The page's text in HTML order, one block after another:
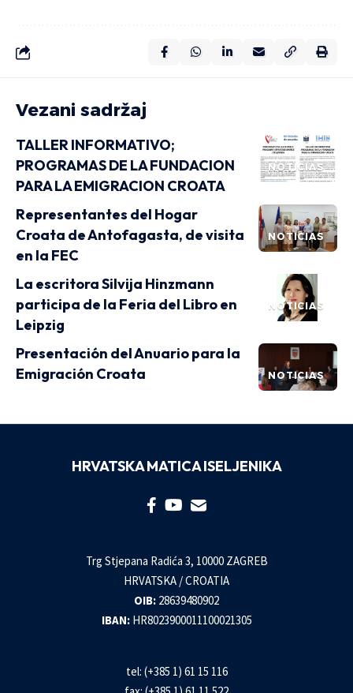
Vezani sadržaj
NOTICIAS
TALLER INFORMATIVO;
PROGRAMAS DE LA FUNDACION
PARA LA EMIGRACION CROATA
NOTICIAS
Representantes del Hogar
Croata de Antofagasta, de visita
en la FEC
NOTICIAS
La escritora Silvija Hinzmann
participa de la Feria del Libro en
Leipzig
NOTICIAS
Presentación del Anuario para la
Emigración Croata
HRVATSKA MATICA ISELJENIKA
Trg Stjepana Radića 3, 10000 ZAGREB
HRVATSKA / CROATIA
OIB: 28639480902
IBAN: HR8023900011100021305
tel: (+385 1) 61 15 116